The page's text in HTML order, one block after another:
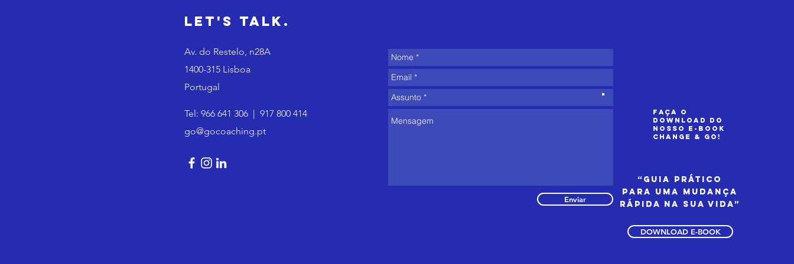
Faça o
download do
nosso e-book
Change & GO!
“Guia prático
para uma mudança
rápida na sua vida”
DOWNLOAD E-BOOK
Let's Talk.
Av. do Restelo, n28A
1400-315 Lisboa
Portugal
Tel: 966 641 306
917 800 414
go@gocoaching.pt
Enviar